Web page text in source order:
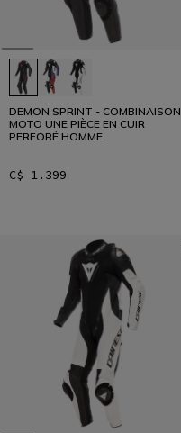
DEMON SPRINT - COMBINAISON
MOTO UNE PIÈCE EN CUIR
PERFORÉ HOMME
C$ 1.399